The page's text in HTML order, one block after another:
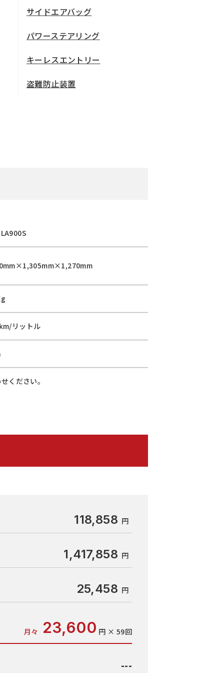
サイドエアバッグ
パワーステアリング
キーレスエントリー
盗難防止装置
リットル
ください。
118,858
1,417,858
25,458
月々 23,600 円 × 59回
---